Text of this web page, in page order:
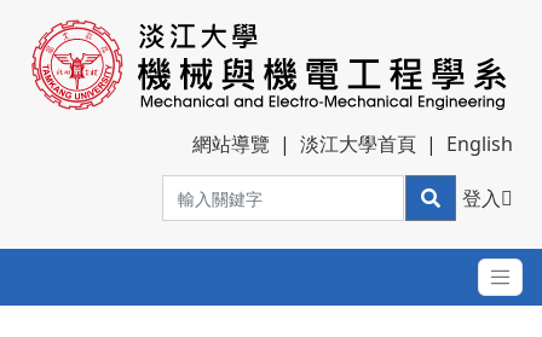
網站導覽 | 淡江大學首頁 | English
登入